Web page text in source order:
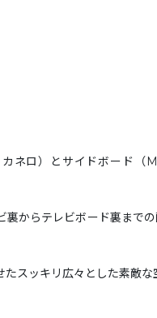
ロ）とサイドボード（
からテレビボード裏まで
スッキリ広々とした素敵な